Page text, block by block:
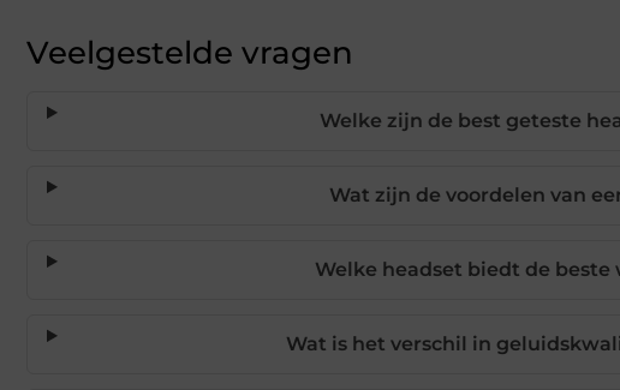
Veelgestelde vragen
Welke zijn de best geteste
Wat zijn de voordelen van
Welke headset biedt de beste
Wat is het verschil in